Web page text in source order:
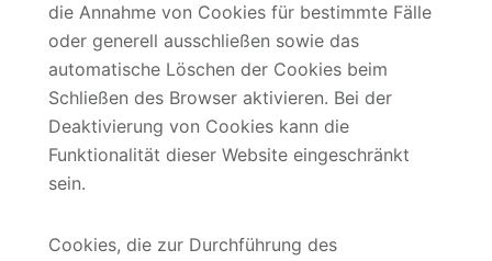
die Annahme von Cookies für bestimmte Fälle
oder generell ausschließen sowie das
automatische Löschen der Cookies beim
Schließen des Browser aktivieren. Bei der
Deaktivierung von Cookies kann die
Funktionalität dieser Website eingeschränkt
sein.
Cookies, die zur Durchführung des